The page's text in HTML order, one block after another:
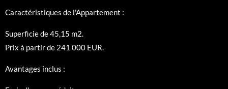
Caractéristiques de l'Appartement :
Superficie de 45,15 m2.
Prix à partir de 241 000 EUR.
Avantages inclus :